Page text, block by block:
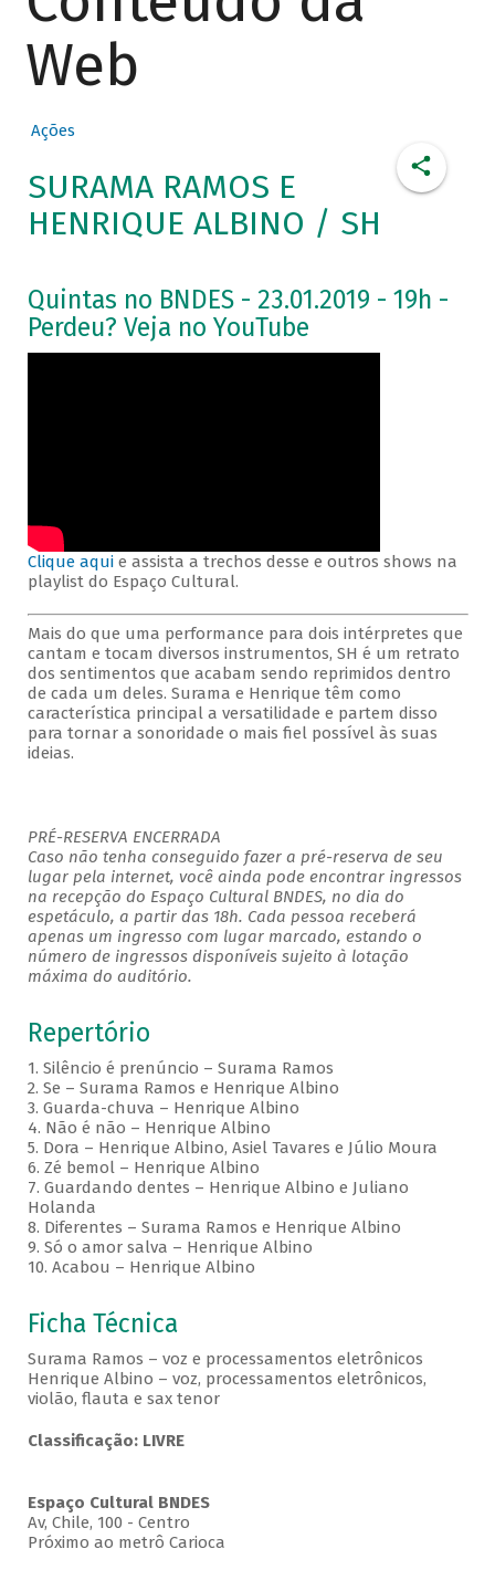
Web
Ações
SURAMA RAMOS E
HENRIQUE ALBINO / SH
Quintas no BNDES - 23.01.2019 - 19h -
Perdeu? Veja no YouTube
Clique aquie assista a trechos desse e outros shows na
playlist do Espaço Cultural.
Mais do que uma performance para dois intérpretes que
cantam e tocam diversos instrumentos, SH é um retrato
dos sentimentos que acabam sendo reprimidos dentro
de cada um deles. Surama e Henrique têm como
característica principal a versatilidade e partem disso
para tornar a sonoridade o mais fiel possível às suas
ideias.
PRÉ-RESERVA ENCERRADA
Caso não tenha conseguido fazer a pré-reserva de seu
lugar pela internet, você ainda pode encontrar ingressos
na recepção do Espaço Cultural BNDES, no dia do
espetáculo, a partir das 18h. Cada pessoa receberá
apenas um ingresso com lugar marcado, estando o
número de ingressos disponíveis sujeito à lotação
máxima do auditório.
Repertório
1. Silêncio é prenúncio – Surama Ramos
2. Se – Surama Ramos e Henrique Albino
3. Guarda-chuva – Henrique Albino
4. Não é não – Henrique Albino
5. Dora – Henrique Albino, Asiel Tavares e Júlio Moura
6. Zé bemol – Henrique Albino
7. Guardando dentes – Henrique Albino e Juliano
Holanda
8. Diferentes – Surama Ramos e Henrique Albino
9. Só o amor salva – Henrique Albino
10. Acabou – Henrique Albino
Ficha Técnica
Surama Ramos – voz e processamentos eletrônicos
Henrique Albino – voz, processamentos eletrônicos,
violão, flauta e sax tenor
Classificação: LIVRE
Espaço Cultural BNDES
Av, Chile, 100 - Centro
Próximo ao metrô Carioca